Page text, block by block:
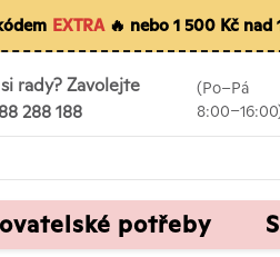
EXTRA🔥 nebo 1 500 Kč nad
rady? Zavolejte
288 188
(Po–Pá
potřeby